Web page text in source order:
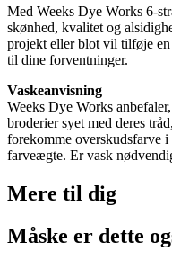
Med Weeks Dye Works 6-
skønhed, kvalitet og
projekt eller blot vil tilføje
til dine forventninger.
Vaskeanvisning
Weeks Dye Works
broderier syet med deres
forekomme overskudsfarve
farveægte. Er vask
Mere til dig
Måske er dette